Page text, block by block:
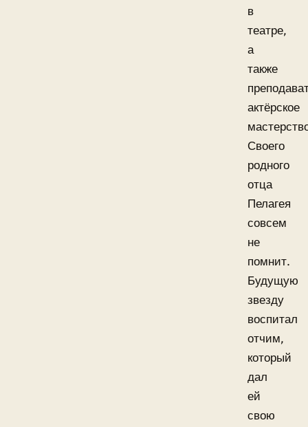
в
театре,
а
также
актёрское
Своего
родного
отца
Пелагея
совсем
не
помнит.
Будущую
звезду
воспитал
отчим,
который
дал
ей
свою